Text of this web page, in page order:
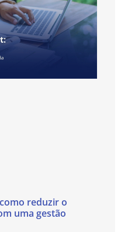
reduzir o
uma gestão